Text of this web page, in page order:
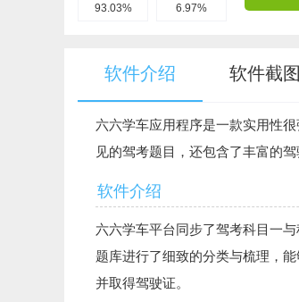
93.03% 6.97%
软件介绍 软件截图
六六学车应用程序是一款实用性
见的驾考题目，还包含了丰富的驾
软件介绍
六六学车平台同步了驾考科目一
题库进行了细致的分类与梳理，
并取得驾驶证。